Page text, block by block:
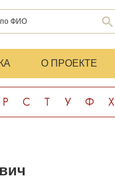
О ПРОЕКТЕ
Р С Т У Ф Х